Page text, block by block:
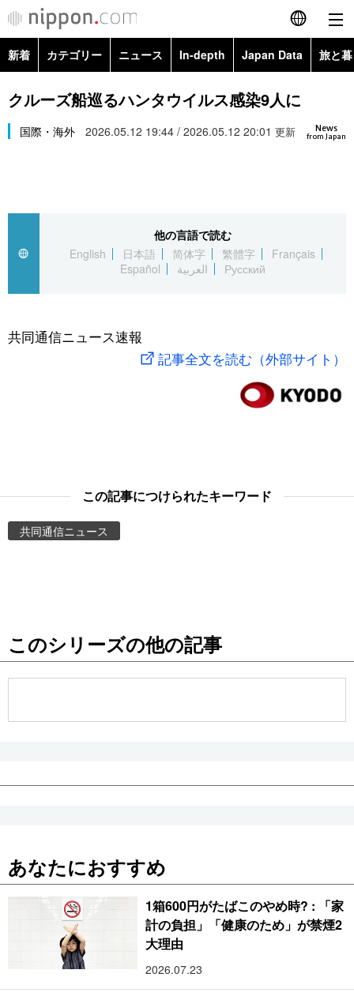
English
简体字
繁體字
العربية
社会
旅と暮らし
東京
新着 カテゴリー ニュース In-depth Japan Data 旅と
政治・外交
経済・ビジネス
社会
文化
科学・技術
暮らし
Topics
Images
お知らせ
クルーズ船巡るハンタウイルス感染9人に
News
from Japan
国際・海外 2026.05.12 19:44 / 2026.05.12 20:01 更新
他の言語で読む
English
日本語 简体字 繁體字
Français
Español
العربية Русский
共同通信ニュース速報
記事全文を読む（外部サイト）
この記事につけられたキーワード
共同通信ニュース
このシリーズの他の記事
あなたにおすすめ
1箱600円がたばこのやめ時? : 「家
計の負担」「健康のため」が禁煙2
大理由
2026.07.23